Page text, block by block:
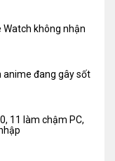
Watch không nhận
anime đang gây sốt
11 làm chậm PC,